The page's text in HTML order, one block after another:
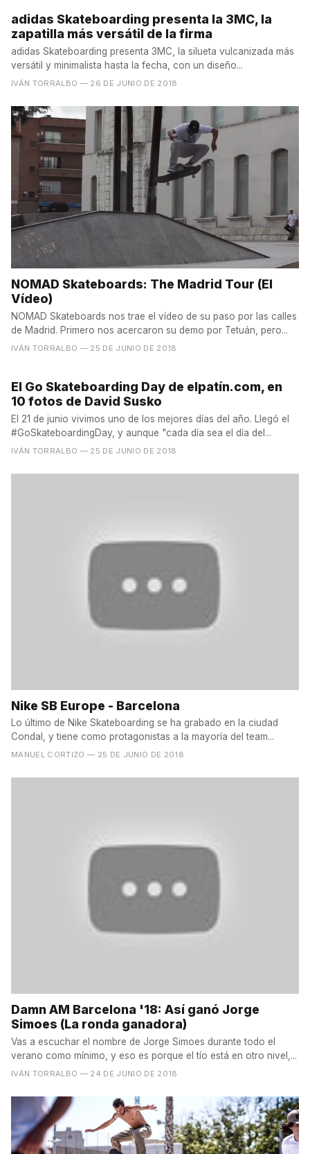
adidas Skateboarding presenta la 3MC, la
zapatilla más versátil de la firma
adidas Skateboarding presenta 3MC, la silueta vulcanizada más
versátil y minimalista hasta la fecha, con un diseño...
IVÁN TORRALBO — 26 DE JUNIO DE 2018
NOMAD Skateboards: The Madrid Tour (El
Vídeo)
NOMAD Skateboards nos trae el vídeo de su paso por las calles
de Madrid. Primero nos acercaron su demo por Tetuán, pero...
IVÁN TORRALBO — 25 DE JUNIO DE 2018
El Go Skateboarding Day de elpatín.com, en
10 fotos de David Susko
El 21 de junio vivimos uno de los mejores días del año. Llegó el
#GoSkateboardingDay, y aunque "cada día sea el día del...
IVÁN TORRALBO — 25 DE JUNIO DE 2018
Nike SB Europe - Barcelona
Lo último de Nike Skateboarding se ha grabado en la ciudad
Condal, y tiene como protagonistas a la mayoría del team...
MANUEL CORTIZO — 25 DE JUNIO DE 2018
Damn AM Barcelona '18: Así ganó Jorge
Simoes (La ronda ganadora)
Vas a escuchar el nombre de Jorge Simoes durante todo el
verano como mínimo, y eso es porque el tío está en otro nivel,...
IVÁN TORRALBO — 24 DE JUNIO DE 2018